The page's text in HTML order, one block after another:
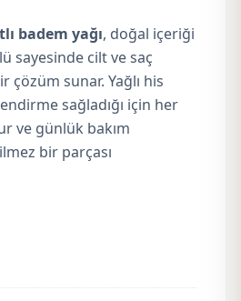
badem yağı, doğal içeriği
sayesinde cilt ve saç
çözüm sunar. Yağlı his
sağladığı için her
ve günlük bakım
bir parçası